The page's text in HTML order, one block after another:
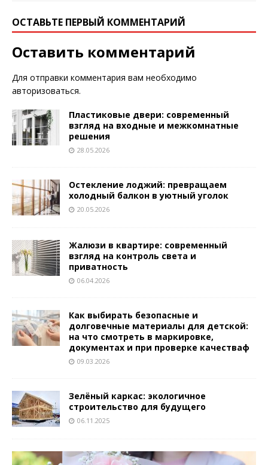
ОСТАВЬТЕ ПЕРВЫЙ КОММЕНТАРИЙ
Оставить комментарий
Для отправки комментария вам необходимо
авторизоваться.
Пластиковые двери: современный
взгляд на входные и межкомнатные
решения
28.05.2026
Остекление лоджий: превращаем
холодный балкон в уютный уголок
20.05.2026
Жалюзи в квартире: современный
взгляд на контроль света и
приватность
06.04.2026
Как выбирать безопасные и
долговечные материалы для детской:
на что смотреть в маркировке,
документах и при проверке качестваф
09.03.2026
Зелёный каркас: экологичное
строительство для будущего
06.11.2025